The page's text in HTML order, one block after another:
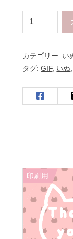
動
く
わ
い
い
犬
・
モ
ノ
ロ
カテゴリー: い
タグ:GIF, いぬ
印刷用